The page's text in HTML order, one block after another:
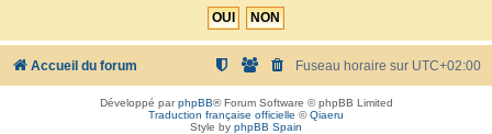
h
Accueil du forum Fuseau horaire sur UTC+02:00
Développé parphpBB® Forum Software © phpBB Limited
Traduction française officielle ©Qiaeru
Style by phpBB Spain